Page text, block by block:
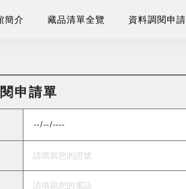
簡介 藏品清單全覽 資料調閱申請
申請單